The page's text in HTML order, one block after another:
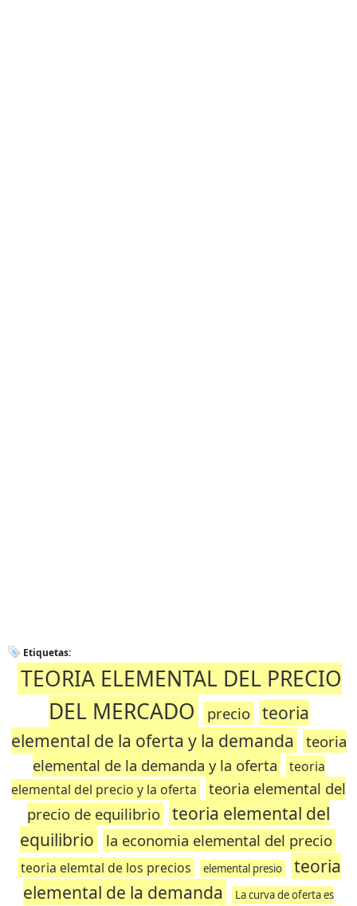
Etiquetas:
TEORIA ELEMENTAL DEL PRECIO
DEL MERCADO
precio
teoria
elemental de la oferta y la demanda
teoria
elemental de la demanda y la oferta
teoria
elemental del precio y la oferta
teoria elemental del
precio de equilibrio teoria elemental del
equilibrio
la economia elemental del precio
teoria elemtal de los precios elemental presio
teoria
elemental de la demanda
La curva de oferta es